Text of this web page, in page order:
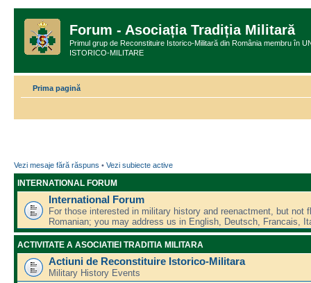
Forum - Asociația Tradiția Militară
Primul grup de Reconstituire Istorico-Militară din România membru în
ISTORICO-MILITARE
Prima pagină
Vezi mesaje fără răspuns • Vezi subiecte active
INTERNATIONAL FORUM
International Forum
For those interested in military history and reenactment, but not
Romanian; you may address us in English, Deutsch, Francais,
ACTIVITATE A ASOCIATIEI TRADITIA MILITARA
Actiuni de Reconstituire Istorico-Militara
Military History Events